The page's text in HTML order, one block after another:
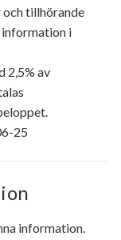
och tillhörande
information i
2,5% av
25
information.